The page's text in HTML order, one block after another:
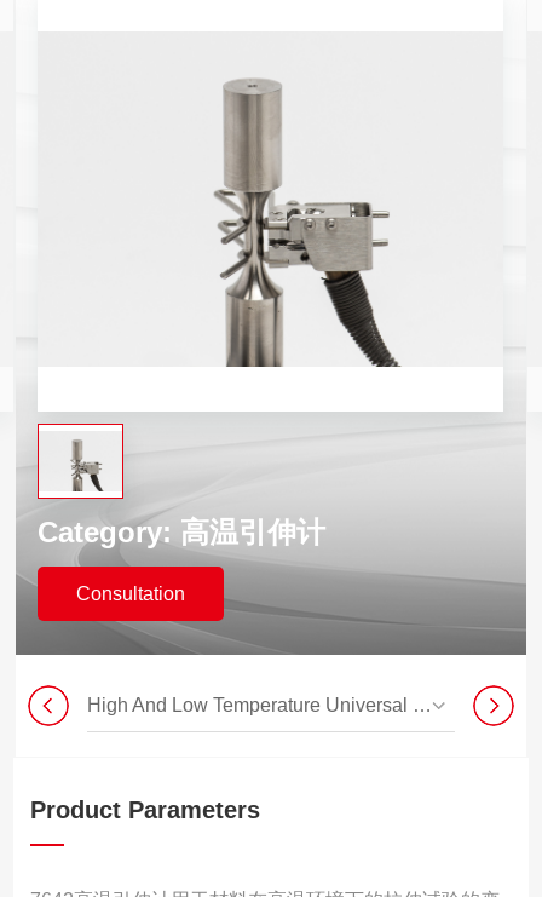
Category: 高温引伸计
Consultation
High And Low Temperature Universal Testing Machine
Product Parameters